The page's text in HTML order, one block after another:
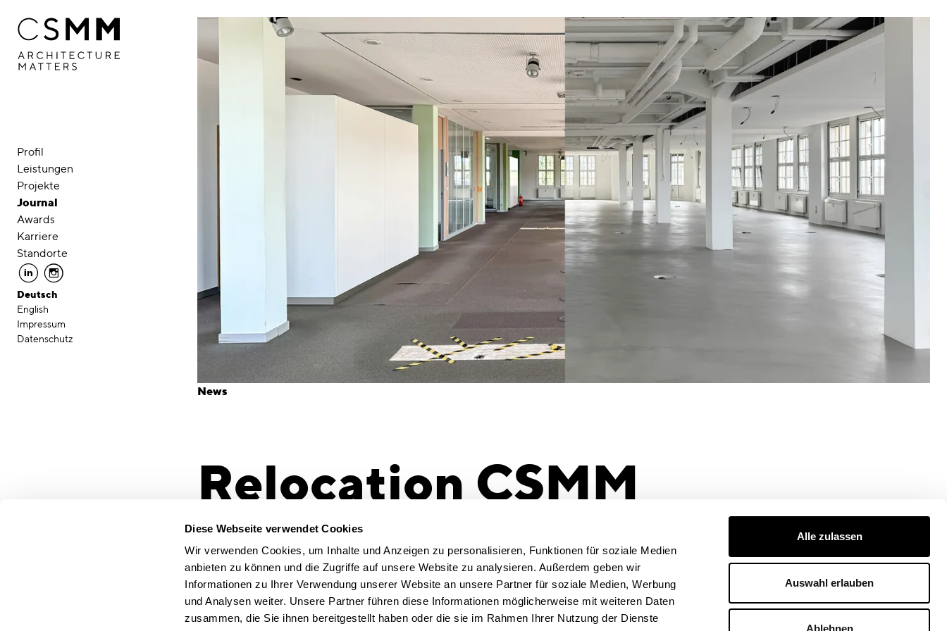
Diese Webseite verwendet Cookies
Wir verwenden Cookies, um Inhalte und Anzeigen zu personalisieren, Funktionen für soziale Medien
anbieten zu können und die Zugriffe auf unsere Website zu analysieren. Außerdem geben wir
Informationen zu Ihrer Verwendung unserer Website an unsere Partner für soziale Medien, Werbung
und Analysen weiter. Unsere Partner führen diese Informationen möglicherweise mit weiteren Daten
zusammen, die Sie ihnen bereitgestellt haben oder die sie im Rahmen Ihrer Nutzung der Dienste
Alle zulassen
Auswahl erlauben
Ablehnen
Profil
Leistungen
Projekte
Journal
Awards
Karriere
Standorte
linkedin instagram
Deutsch
English
Impressum
Datenschutz
News
Relocation CSMM
München: Umzug am 1.
Mai